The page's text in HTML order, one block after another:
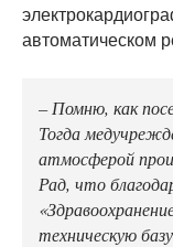
автоматическом
– Помню, как
Тогда
атмосферой
Рад, что
техническую